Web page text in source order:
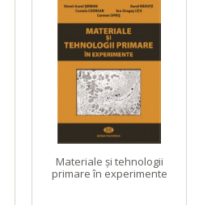
Materiale şi tehnologii
primare în experimente